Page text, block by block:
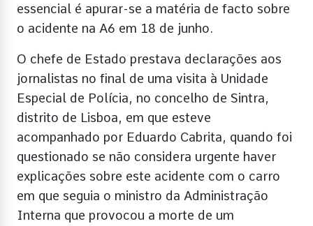
essencial é apurar-se a matéria de facto sobre
o acidente na A6 em 18 de junho.
O chefe de Estado prestava declarações aos
jornalistas no final de uma visita à Unidade
Especial de Polícia, no concelho de Sintra,
distrito de Lisboa, em que esteve
acompanhado por Eduardo Cabrita, quando foi
questionado se não considera urgente haver
explicações sobre este acidente com o carro
em que seguia o ministro da Administração
Interna que provocou a morte de um